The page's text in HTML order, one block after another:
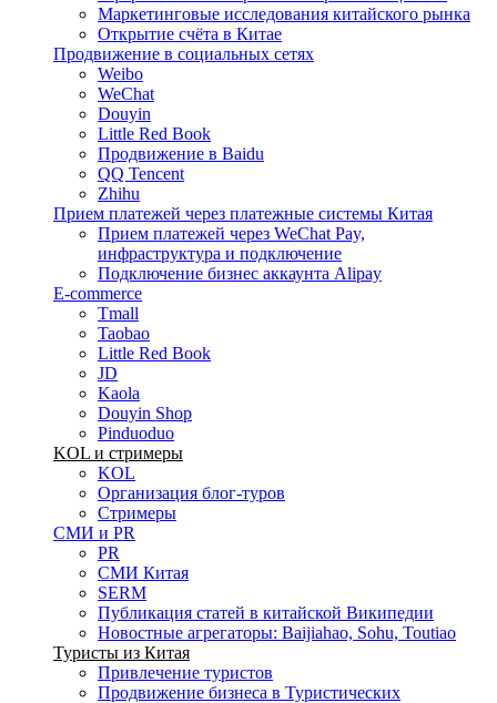
Маркетинговые исследования китайского рынка
Открытие счёта в Китае
Продвижение в социальных сетях
Weibo
WeChat
Douyin
Little Red Book
Продвижение в Baidu
QQ Tencent
Zhihu
Прием платежей через платежные системы Китая
Прием платежей через WeChat Pay,
инфраструктура и подключение
Подключение бизнес аккаунта Alipay
E-commerce
Tmall
Taobao
Little Red Book
JD
Kaola
Douyin Shop
Pinduoduo
KOL и стримеры
KOL
Организация блог-туров
Стримеры
СМИ и PR
PR
СМИ Китая
SERM
Публикация статей в китайской Википедии
Новостные агрегаторы: Baijiahao, Sohu, Toutiao
Туристы из Китая
Привлечение туристов
Продвижение бизнеса в Туристических